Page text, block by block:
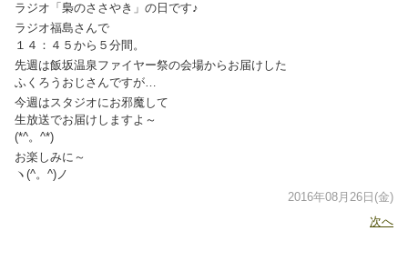
ラジオ「梟のささやき」の日です♪
ラジオ福島さんで
１４：４５から５分間。
先週は飯坂温泉ファイヤー祭の会場からお届けした
ふくろうおじさんですが…
今週はスタジオにお邪魔して
生放送でお届けしますよ～
(*^。^*)
お楽しみに～
ヽ(^。^)ノ
2016年08月26日(金)
次へ